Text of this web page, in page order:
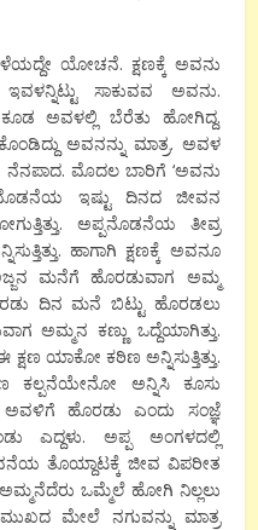
ಯೋಚನೆ. ಕ್ಷಣಕ್ಕೆ ಅವನು
ಇವಳನ್ನಿಟ್ಟು ಸಾಕುವವ ಅವನು.
ಕೂಡ ಅವಳಲ್ಲಿ ಬೆರೆತು ಹೋಗಿದ್ದ.
ಅವನನ್ನು ಮಾತ್ರ. ಅವಳ
ನೆನಪಾದ. ಮೊದಲ ಬಾರಿಗೆ ‘ಅವನು
ಇಷ್ಟು ದಿನದ
ಜೀವನ
. ಅಪ್ಪನೊಡನೆಯ
ತೀವ್ರ
. ಹಾಗಾಗಿ ಕ್ಷಣಕ್ಕೆ ಅವನೂ
ಮನೆಗೆ ಹೊರಡುವಾಗ ಅಮ್ಮ
ದಿನ ಮನೆ ಬಿಟ್ಟು ಹೊರಡಲು
ಅಮ್ಮನ ಕಣ್ಣು ಒದ್ದೆಯಾಗಿತ್ತು.
ಕ್ಷಣ ಯಾಕೋ ಕಠಿಣ ಅನ್ನಿಸುತ್ತಿತ್ತು.
ಕಲ್ಪನೆಯೇನೋ ಅನ್ನಿಸಿ ಕೂಸು
ಅವಳಿಗೆ ಹೊರಡು ಎಂದು
ಸಂಜ್ಞೆ
ಎದ್ದಳು.ಅಪ್ಪ
ಅಂಗಳದಲ್ಲಿ
ತೊಯ್ದಾಟಕ್ಕೆ ಜೀವ ವಿಪರೀತ
ಅಮ್ಮನೆದೆರು ಒಮ್ಮೆಲೆ ಹೋಗಿ ನಿಲ್ಲಲು
ಮುಖದ ಮೇಲೆ ನಗುವನ್ನು ಮಾತ್ರ